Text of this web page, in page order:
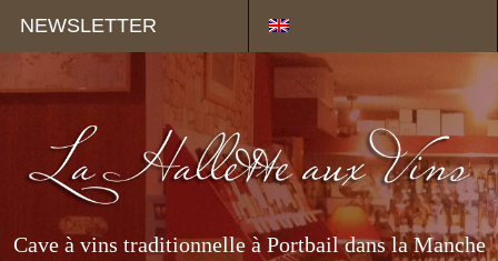
NEWSLETTER
Cave à vins traditionnelle à Portbail dans la Manche
Panneau de gestion des cookies